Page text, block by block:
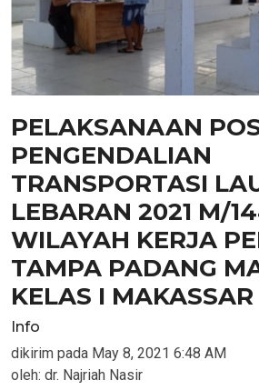
PELAKSANAAN
PENGENDALIAN
TRANSPORTASI
LEBARAN 2021 M/
WILAYAH KERJA
TAMPA PADANG
KELAS I MAKASSAR
Info
dikirim pada May 8, 2021 6:48 AM
oleh: dr. Najriah Nasir